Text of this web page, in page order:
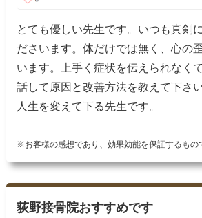
とても優しい先生です。いつも真剣
ださいます。体だけでは無く、心の
います。上手く症状を伝えられなく
話して原因と改善方法を教えて下さ
人生を変えて下る先生です。
※お客様の感想であり、効果効能を保証するもの
荻野接骨院おすすめです